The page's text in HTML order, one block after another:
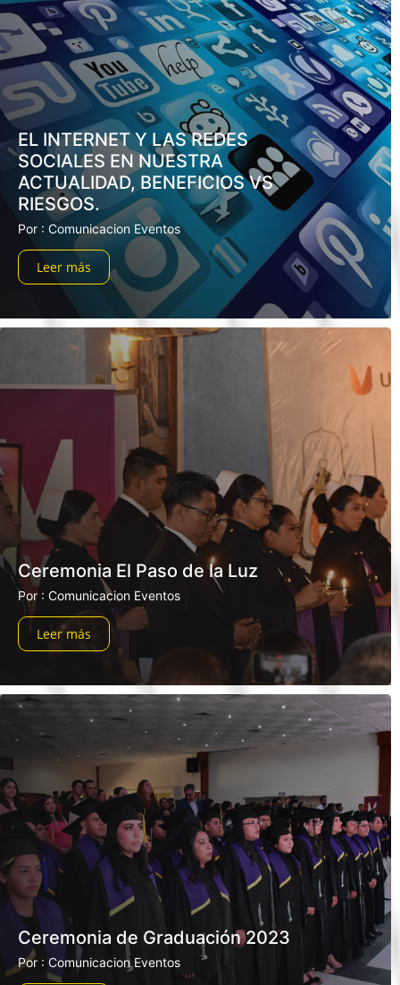
EL INTERNET Y LAS REDES
SOCIALES EN NUESTRA
ACTUALIDAD, BENEFICIOS VS
RIESGOS.
Por : Comunicacion Eventos
Leer más
Ceremonia El Paso de la Luz
Por : Comunicacion Eventos
Leer más
Ceremonia de Graduación 2023
Por : Comunicacion Eventos